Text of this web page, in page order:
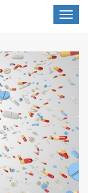
Toggle